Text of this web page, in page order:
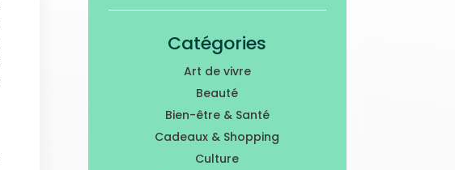
Catégories
Art de vivre
Beauté
Bien-être & Santé
Cadeaux & Shopping
Culture